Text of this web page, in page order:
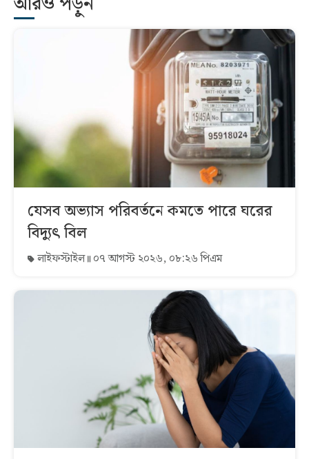
যেসব অভ্যাস পরিবর্তনে কমতে পারে ঘরের
বিদ্যুৎ বিল
লাইফস্টাইল ০৭ আগস্ট ২০২৬, ০৮:২৬ পিএম